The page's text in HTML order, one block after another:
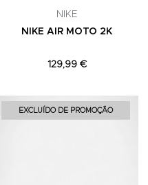
NIKE
NIKE AIR MOTO 2K
129,99 €
Adicionar aos Favoritos
EXCLUÍDO DE PROMOÇÃO